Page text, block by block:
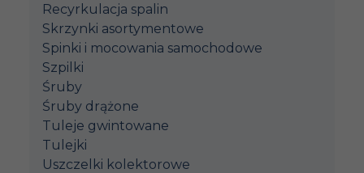
Recyrkulacja spalin
Skrzynki asortymentowe
Spinki i mocowania samochodowe
Szpilki
Śruby
Śruby drążone
Tuleje gwintowane
Tulejki
Uszczelki kolektorowe